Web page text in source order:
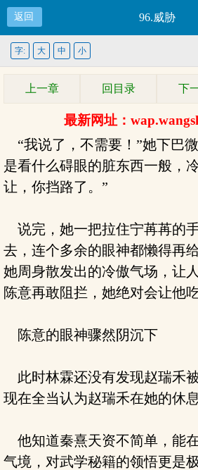
返回 96.威胁
字: 大 中 小
上一章 回目录 下
最新网址：
“我说了，不需要！”她下巴
是看什么碍眼的脏东西一般，
让，你挡路了。”
说完，她一把拉住宁苒苒的
去，连个多余的眼神都懒得再
她周身散发出的冷傲气场，
陈意再敢阻拦，她绝对会让他
陈意的眼神骤然阴沉下
此时林霖还没有发现赵瑞禾
现在全当认为赵瑞禾在她的休
他知道秦熹天资不简单，能
气境，对武学秘籍的领悟更是极